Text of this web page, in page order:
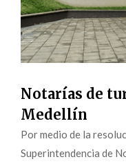
Notarías de
Medellín
Por medio de la
Superintendencia de